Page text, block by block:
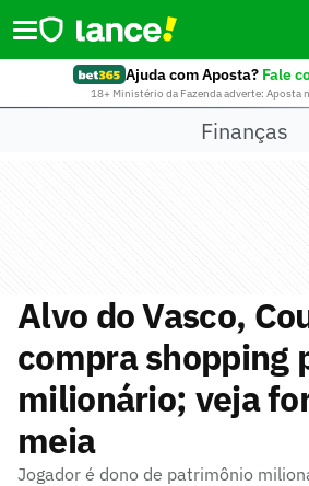
Ajuda com Aposta? Fale
18+ Ministério da Fazenda adverte: Aposta
Finanças
Alvo do Vasco,
compra shopping
milionário; veja
meia
Jogador é dono de patrimônio